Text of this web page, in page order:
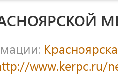
www.kerpc.ru/